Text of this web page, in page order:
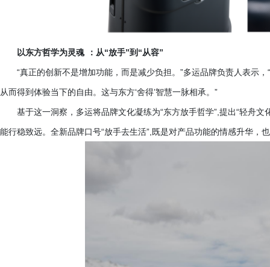
以东方哲学为灵魂 ：从“放手”到“从容”
“真正的创新不是增加功能，而是减少负担。”多运品牌负责人表示
从而得到体验当下的自由。这与东方‘舍得’智慧一脉相承。”
基于这一洞察，多运将品牌文化凝练为“东方放手哲学”,提出“轻舟
能行稳致远。全新品牌口号“放手去生活”,既是对产品功能的情感升华，